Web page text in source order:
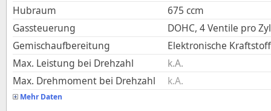
Hubraum
675 ccm
Gassteuerung
DOHC, 4 Ventile pro
Gemischaufbereitung
Elektronische
Max. Leistung bei Drehzahl
k.A.
Max. Drehmoment bei Drehzahl
k.A.
Mehr Daten